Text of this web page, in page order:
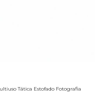
Tática Estofado Fotografia